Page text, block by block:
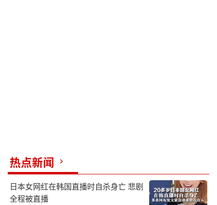
热点新闻
日本女网红在韩国直播时自杀身亡 悲剧
全程被直播